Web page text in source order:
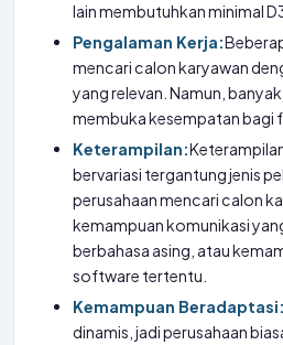
lain membutuhkan minimal D3
Pengalaman Kerja:
mencari calon karyawan
yang relevan. Namun,
membuka kesempatan bagi
Keterampilan:
bervariasi tergantung jenis
perusahaan mencari calon
kemampuan komunikasi
berbahasa asing, atau
software tertentu.
Kemampuan Beradaptasi:
dinamis, jadi perusahaan